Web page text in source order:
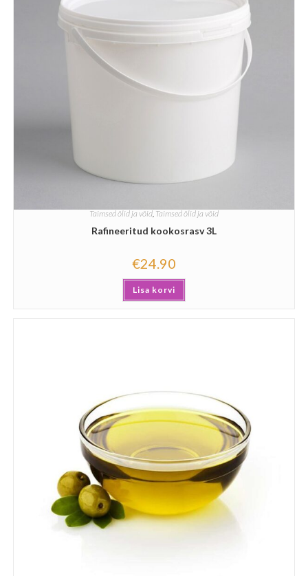
Taimsed õlid ja võid, Taimsed õlid ja võid
Rafineeritud kookosrasv 3L
€24.90
Lisa korvi